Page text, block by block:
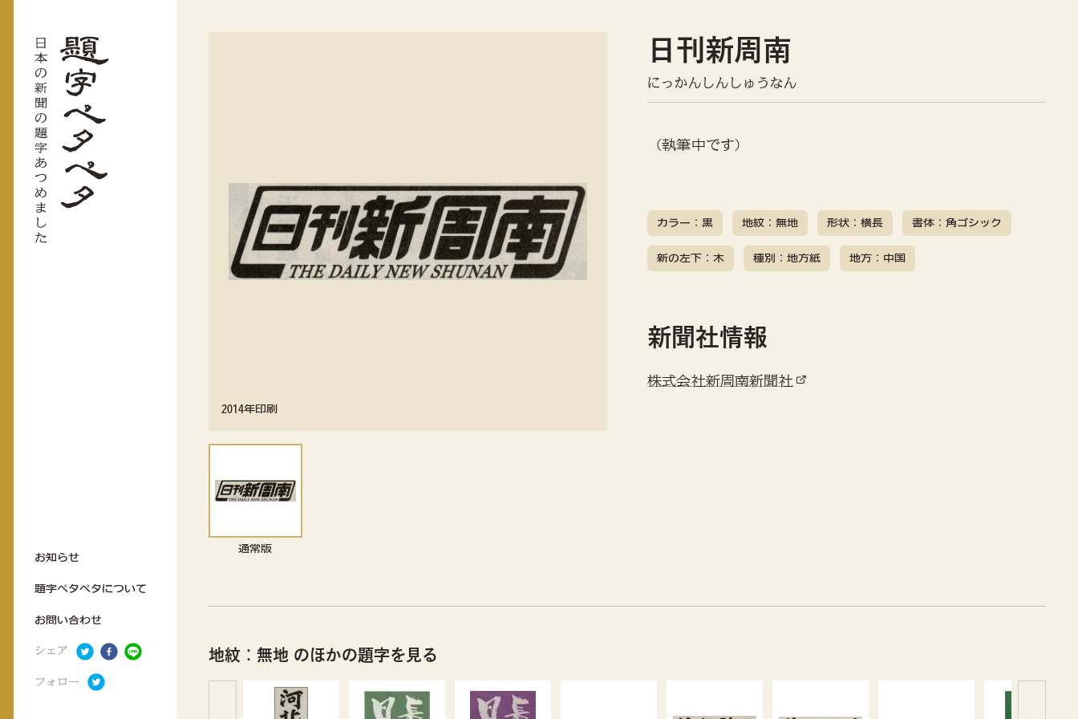
お知らせ
題字ペタペタについて
お問い合わせ
シェア
フォロー
日刊新周南
にっかんしんしゅうなん
2014年印刷
通常版
（執筆中です）
カラー：黒 地紋：無地 形状：横長 書体：角ゴシック
新の左下：木 種別：地方紙 地方：中国
新聞社情報
株式会社新周南新聞社
地紋：無地 のほかの題字を見る